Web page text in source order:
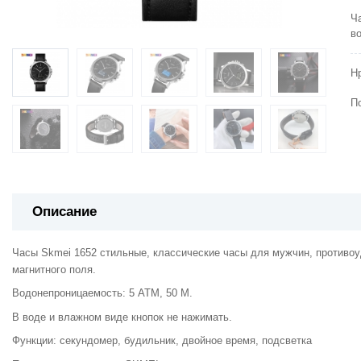
Описание
Часы Skmei 1652 стильные, классические часы для мужчин,
магнитного поля.
Водонепроницаемость: 5 АТМ, 50 M.
В воде и влажном виде кнопок не нажимать.
Функции: секундомер, будильник, двойное время, подсветка